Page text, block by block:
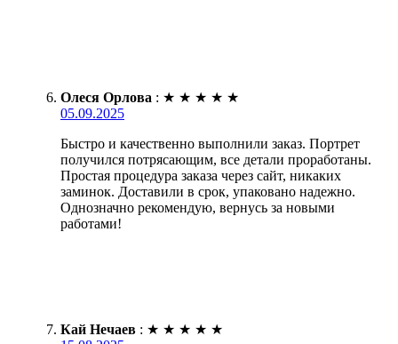
Олеся Орлова : ★ ★ ★ ★ ★
05.09.2025
Быстро и качественно выполнили заказ. Портрет
получился потрясающим, все детали проработаны.
Простая процедура заказа через сайт, никаких
заминок. Доставили в срок, упаковано надежно.
Однозначно рекомендую, вернусь за новыми
работами!
Кай Нечаев : ★ ★ ★ ★ ★